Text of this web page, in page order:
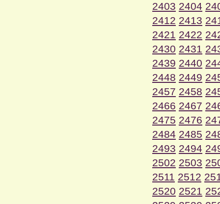
2403 2404
2412 2413
2421 2422
2430 2431
2439 2440
2448 2449
2457 2458
2466 2467
2475 2476
2484 2485
2493 2494
2502 2503
2511 2512
2520 2521